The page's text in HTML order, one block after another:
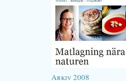
Arkiv 2008